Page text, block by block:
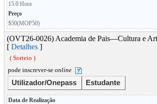
15.0 Hora
Preço
$50(MOP50)
(OVT26-0026) Academia de Pais―Cultura e
[ Detalhes ]
( Sorteio )
pode inscrever-se online
Utilizador/Onepass Estudante
Data de Realização